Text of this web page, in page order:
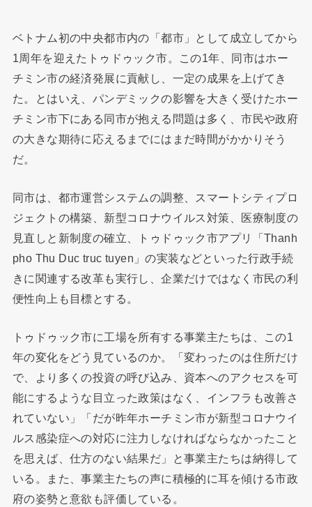
ベトナム初の中央都市内の「都市」として成立してから
1周年を迎えたトゥドゥック市。この1年、同市はホー
チミン市の経済発展に貢献し、一定の成果を上げてき
た。とはいえ、パンデミックの影響を大きく受けたホー
チミン市下にある同市が抱える問題は多く、市民や政府
の大きな期待に応えるまでにはまだ時間がかかりそう
だ。
同市は、都市運営システムの調整、スマートシティプロ
ジェクトの構築、新型コロナウイルス対策、医療制度の
見直しと新制度の確立、トゥドゥック市アプリ「Thanh
pho Thu Duc truc tuyen」の実装などといった行政手続
きに関連する改革も実行し、企業だけではなく市民の利
便性向上も目標とする。
トゥドゥック市に工場を所有する事業主たちは、この1
年の変化をどう見ているのか。「変わったのは住所だけ
で、より多くの投資の呼び込み、資本へのアクセスを可
能にするような目立った政策はなく、インフラも改善さ
れていない」「だが昨年ホーチミン市が新型コロナウイ
ルス感染症への対応に注力しなければならなかったこと
を思えば、仕方のない結果だ」と事業主たちは納得して
いる。また、事業主たちの声に積極的に耳を傾ける市政
府の姿勢と意欲も評価している。